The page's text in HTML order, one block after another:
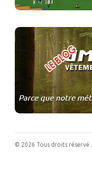
© 2026 Tous droits réservé.